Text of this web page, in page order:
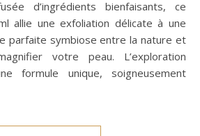
d’ingrédients bienfaisants, ce
allie une exfoliation délicate à une
parfaite symbiose entre la nature et
votre peau. L’exploration
formule unique, soigneusement